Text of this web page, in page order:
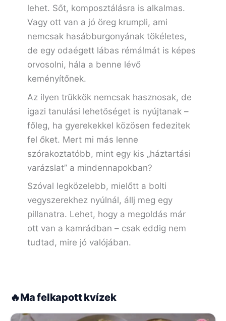
lehet. Sőt, komposztálásra is alkalmas.
Vagy ott van a jó öreg krumpli, ami
nemcsak hasábburgonyának tökéletes,
de egy odaégett lábas rémálmát is képes
orvosolni, hála a benne lévő
keményítőnek.
Az ilyen trükkök nemcsak hasznosak, de
igazi tanulási lehetőséget is nyújtanak –
főleg, ha gyerekekkel közösen fedezitek
fel őket. Mert mi más lenne
szórakoztatóbb, mint egy kis „háztartási
varázslat” a mindennapokban?
Szóval legközelebb, mielőtt a bolti
vegyszerekhez nyúlnál, állj meg egy
pillanatra. Lehet, hogy a megoldás már
ott van a kamrádban – csak eddig nem
tudtad, mire jó valójában.
🔥Ma felkapott kvízek